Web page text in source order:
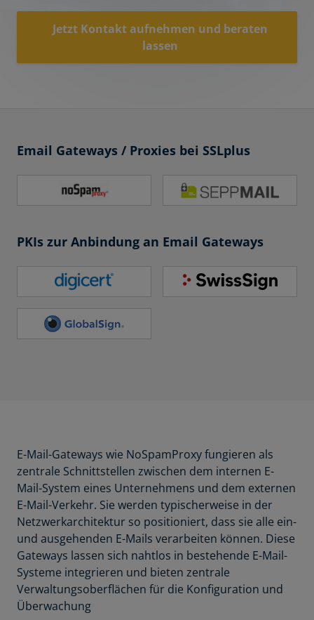
Jetzt Kontakt aufnehmen und beraten
lassen
Email Gateways / Proxies bei SSLplus
PKIs zur Anbindung an Email Gateways
E-Mail-Gateways wie NoSpamProxy fungieren als
zentrale Schnittstellen zwischen dem internen E-
Mail-System eines Unternehmens und dem externen
E-Mail-Verkehr. Sie werden typischerweise in der
Netzwerkarchitektur so positioniert, dass sie alle ein-
und ausgehenden E-Mails verarbeiten können. Diese
Gateways lassen sich nahtlos in bestehende E-Mail-
Systeme integrieren und bieten zentrale
Verwaltungsoberflächen für die Konfiguration und
Überwachung